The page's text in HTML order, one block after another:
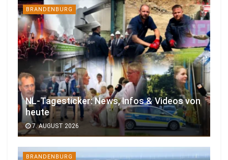
BRANDENBURG
NL-Tagesticker: News, Infos & Videos von
heute
7. AUGUST 2026
BRANDENBURG